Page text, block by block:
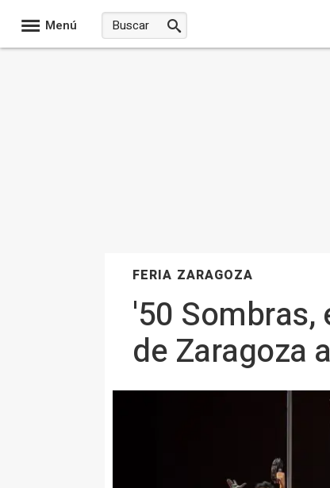
Menú
FERIA ZARAGOZA
'50 Sombras,
de Zaragoza